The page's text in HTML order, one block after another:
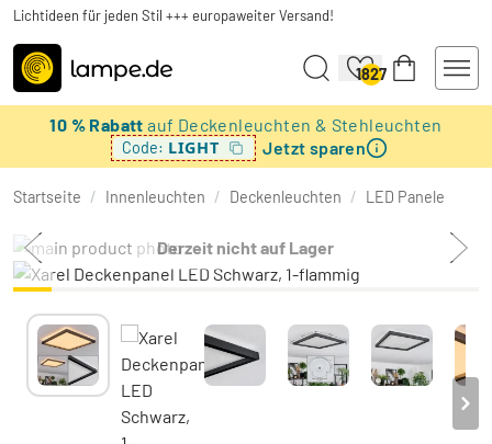
Lichtideen für jeden Stil +++ europaweiter Versand!
1827
10 % Rabattauf Deckenleuchten & Stehleuchten
Code: LIGHT Jetzt sparen
Startseite / Innenleuchten / Deckenleuchten / LED Panele
Derzeit nicht auf Lager